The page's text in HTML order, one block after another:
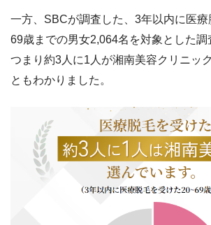
一方、SBCが調査した、3年以内に医療
69歳までの男女2,064名を対象とした調
つまり約3人に1人が湘南美容クリニッ
ともわかりました。